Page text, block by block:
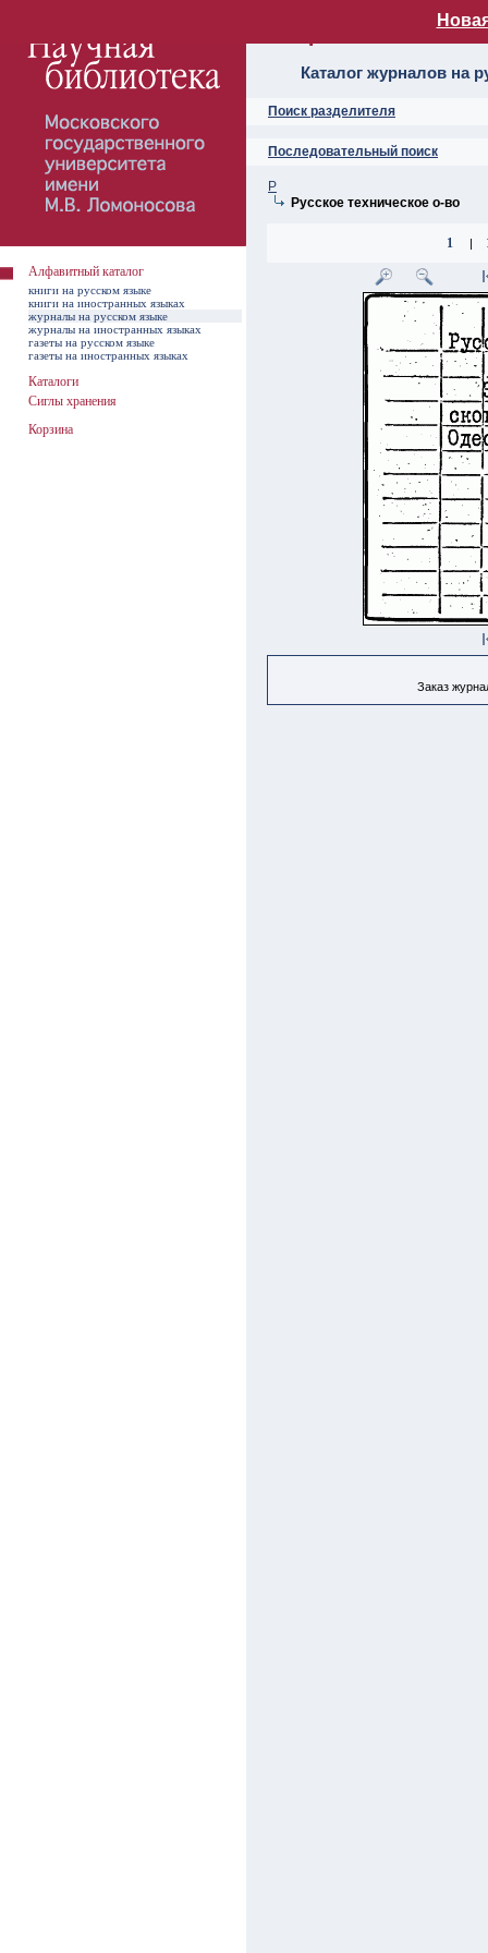
Алфавитный
Каталог журналов на
Поиск разделителя
Последовательный поиск
Р
Русское техническое о-во
1 |
Заказ
Алфавитный каталог
книги на русском языке
книги на иностранных языках
журналы на русском языке
журналы на иностранных языках
газеты на русском языке
газеты на иностранных языках
Каталоги
Сиглы хранения
Корзина